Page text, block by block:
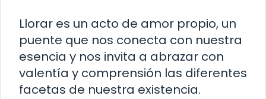
Llorar es un acto de amor propio, un
puente que nos conecta con nuestra
esencia y nos invita a abrazar con
valentía y comprensión las diferentes
facetas de nuestra existencia.